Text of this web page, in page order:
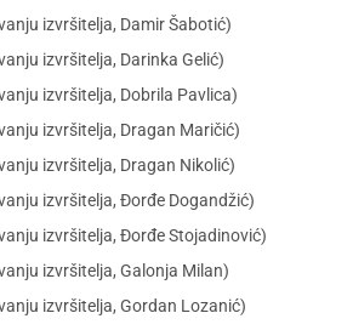
izvršitelja, Damir Šabotić)
izvršitelja, Darinka Gelić)
izvršitelja, Dobrila Pavlica)
izvršitelja, Dragan Maričić)
izvršitelja, Dragan Nikolić)
izvršitelja, Đorđe Dogandžić)
izvršitelja, Đorđe Stojadinović)
izvršitelja, Galonja Milan)
izvršitelja, Gordan Lozanić)